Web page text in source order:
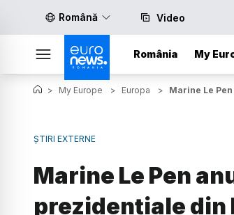
Română Video
România My
> My Europe > Europa > Marine Le
ȘTIRI EXTERNE
Marine Le Pen
prezidențiale din